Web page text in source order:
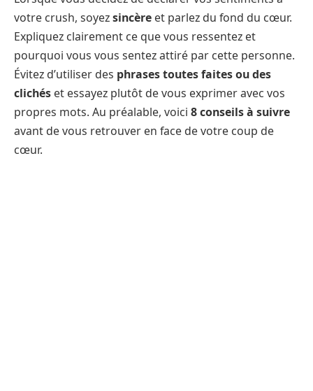
votre crush, soyezsincère et parlez du fond du cœur.
Expliquez clairement ce que vous ressentez et
pourquoi vous vous sentez attiré par cette personne.
Évitez d’utiliser des phrases toutes faites ou des
clichés et essayez plutôt de vous exprimer avec vos
propres mots. Au préalable, voici 8 conseils à suivre
avant de vous retrouver en face de votre coup de
cœur.